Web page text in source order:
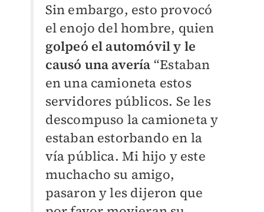
Sin embargo, esto provocó
el enojo del hombre, quien
golpeó el automóvil y le
causó una avería “Estaban
en una camioneta estos
servidores públicos. Se les
descompuso la camioneta y
estaban estorbando en la
vía pública. Mi hijo y este
muchacho su amigo,
pasaron y les dijeron que